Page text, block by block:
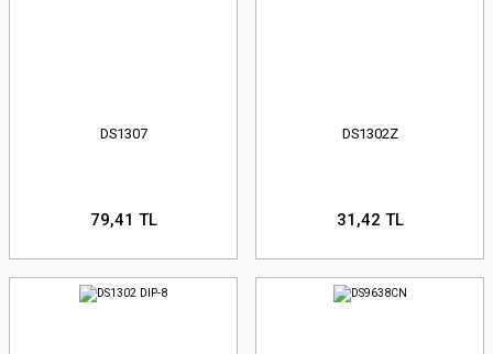
DS1307
79,41 TL
DS1302Z
31,42 TL